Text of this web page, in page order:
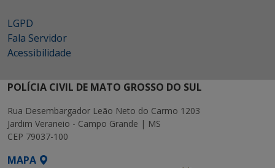
LGPD
Fala Servidor
Acessibilidade
POLÍCIA CIVIL DE MATO GROSSO DO SUL
Rua Desembargador Leão Neto do Carmo 1203
Jardim Veraneio - Campo Grande | MS
CEP 79037-100
MAPA